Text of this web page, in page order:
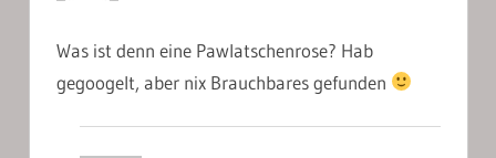
Was ist denn eine Pawlatschenrose? Hab
gegoogelt, aber nix Brauchbares gefunden